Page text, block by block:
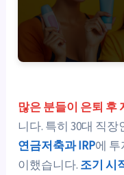
많은 분들이 은퇴 후
니다. 특히 30대 직
연금저축과 IRP에
이했습니다. 조기 시